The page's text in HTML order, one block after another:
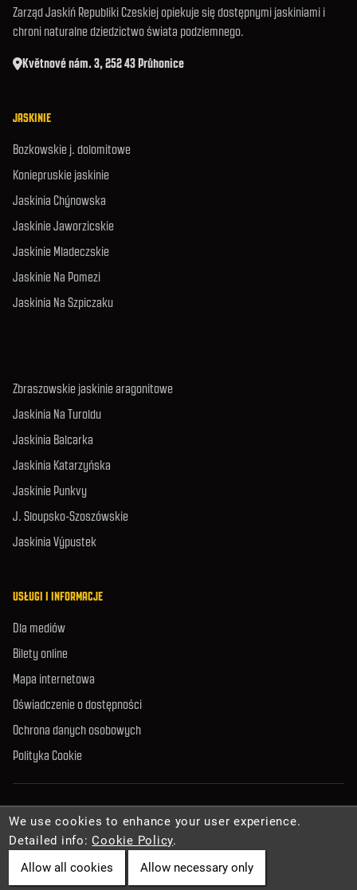
Zarząd Jaskiń Republiki Czeskiej opiekuje się dostępnymi jaskiniami i
chroni naturalne dziedzictwo świata podziemnego.
Květnové nám. 3, 252 43 Průhonice
JASKINIE
Bozkowskie j. dolomitowe
Koniepruskie jaskinie
Jaskinia Chýnowska
Jaskinie Jaworzicskie
Jaskinie Mladeczskie
Jaskinie Na Pomezi
Jaskinia Na Szpiczaku
Zbraszowskie jaskinie aragonitowe
Jaskinia Na Turoldu
Jaskinia Balcarka
Jaskinia Katarzyńska
Jaskinie Punkvy
J. Sloupsko-Szoszówskie
Jaskinia Výpustek
USŁUGI I INFORMACJE
Dla mediów
Bilety online
Mapa internetowa
Oświadczenie o dostępności
Ochrona danych osobowych
Polityka Cookie
© 2026 Zarząd Jaskiń Republiki Czeskiej. Wszelkie prawa zastrzeżone.
Cookies
We use cookies to enhance your user experience.
Detailed info:Cookie Policy.
Allow all cookies
Allow necessary only